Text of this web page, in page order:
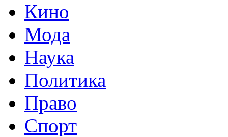
Кино
Мода
Наука
Политика
Право
Спорт